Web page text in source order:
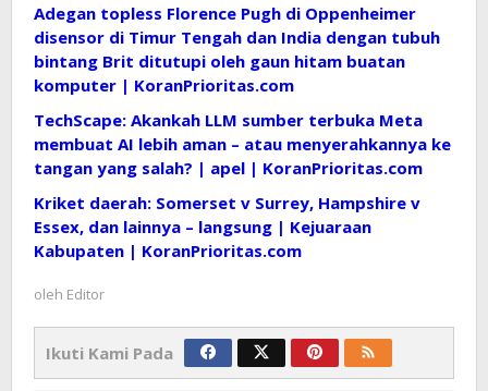
Adegan topless Florence Pugh di Oppenheimer
disensor di Timur Tengah dan India dengan tubuh
bintang Brit ditutupi oleh gaun hitam buatan
komputer | KoranPrioritas.com
TechScape: Akankah LLM sumber terbuka Meta
membuat AI lebih aman – atau menyerahkannya ke
tangan yang salah? | apel | KoranPrioritas.com
Kriket daerah: Somerset v Surrey, Hampshire v
Essex, dan lainnya – langsung | Kejuaraan
Kabupaten | KoranPrioritas.com
oleh Editor
Ikuti Kami Pada